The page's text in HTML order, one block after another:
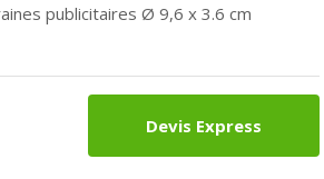
publicitaires Ø 9,6 x 3.6 cm
Devis Express